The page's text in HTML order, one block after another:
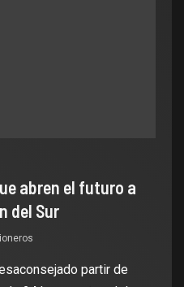
abren el futuro a
del Sur
partir de